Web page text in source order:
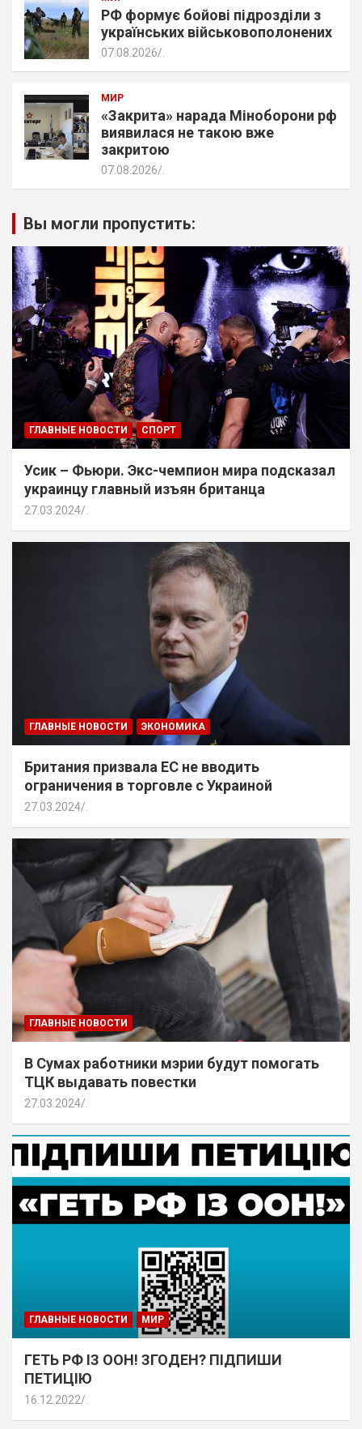
РФ формує бойові підрозділи з
українських військовополонених
07.08.2026
МИР
«Закрита» нарада Міноборони рф
виявилася не такою вже
закритою
07.08.2026
Вы могли пропустить:
ГЛАВНЫЕ НОВОСТИ СПОРТ
Усик – Фьюри. Экс-чемпион мира подсказал
украинцу главный изъян британца
27.03.2024 .
ГЛАВНЫЕ НОВОСТИ ЭКОНОМИКА
Британия призвала ЕС не вводить
ограничения в торговле с Украиной
27.03.2024
ГЛАВНЫЕ НОВОСТИ
В Сумах работники мэрии будут помогать
ТЦК выдавать повестки
27.03.2024
ГЛАВНЫЕ НОВОСТИ МИР
ГЕТЬ РФ ІЗ ООН! ЗГОДЕН? ПІДПИШИ
ПЕТИЦІЮ
16.12.2022